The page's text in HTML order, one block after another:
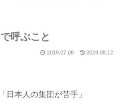
呼ぶこと
2019.07.08 2024.08.12
日本人の集団が苦手」